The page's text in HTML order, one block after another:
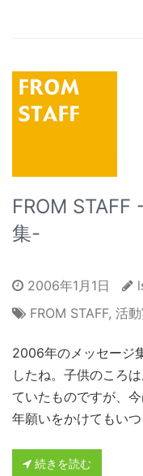
FROM
集-
2006年1月1日
FROM STAFF, 活
2006年のメッセージ
したね。子供のころ
ていたものですが、
年願いをかけてもい
続きを読む